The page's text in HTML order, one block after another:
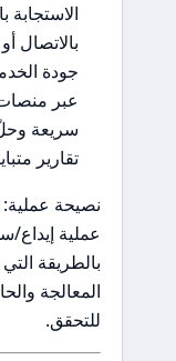
الاستجابة
بالاتصال أو
جودة الخدمة
عبر منصات
سريعة وحلّ
تقارير متباينة
نصيحة عملية: قبل
بالطريقة التي
المعالجة
للتحقق.